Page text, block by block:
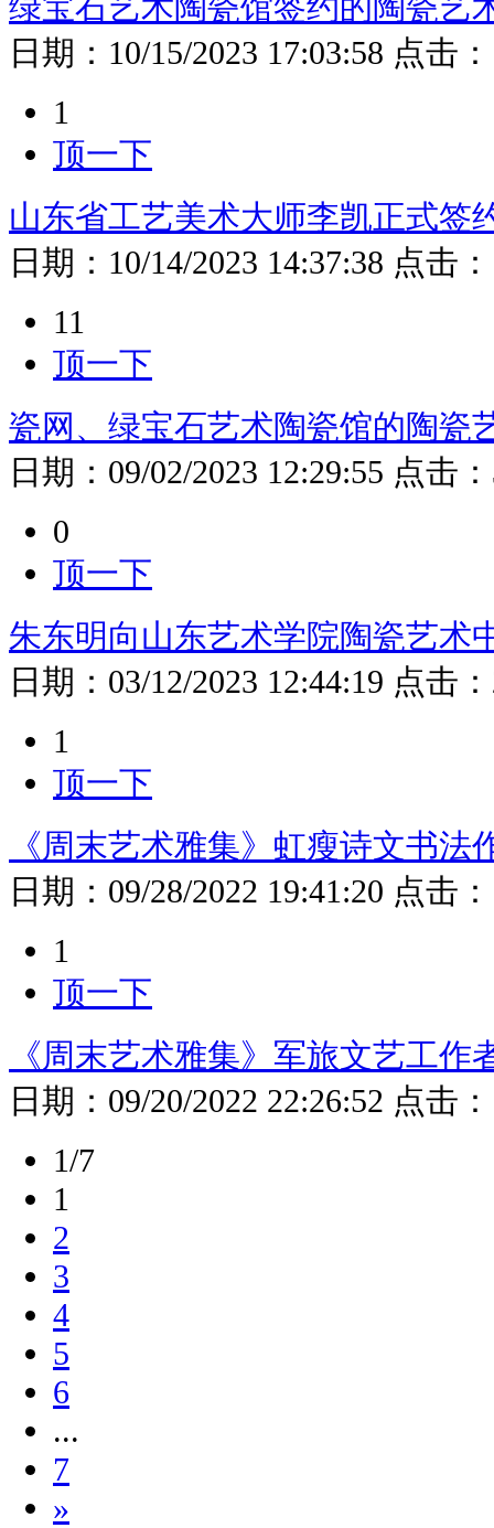
绿宝石艺术陶瓷馆签约的陶瓷艺
日期： 10/15/2023 17:03:58 点击：
1
顶一下
山东省工艺美术大师李凯正式签
日期： 10/14/2023 14:37:38 点击：
11
顶一下
瓷网、绿宝石艺术陶瓷馆的陶瓷
日期： 09/02/2023 12:29:55 点击：
0
顶一下
朱东明向山东艺术学院陶瓷艺术
日期： 03/12/2023 12:44:19 点击：
1
顶一下
《周末艺术雅集》虹瘦诗文书法
日期： 09/28/2022 19:41:20 点击：
1
顶一下
《周末艺术雅集》军旅文艺工作
日期： 09/20/2022 22:26:52 点击：
1/7
1
2
3
4
5
6
...
7
»